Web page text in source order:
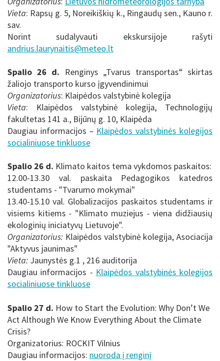
Vieta: Rapsų g. 5, Noreikiškių k., Ringaudų sen., Kauno r.
sav.
Norint sudalyvauti ekskursijoje rašyti
andrius.laurynaitis@meteo.lt
Spalio 26 d. Renginys „Tvarus transportas“ skirtas
žaliojo transporto kurso įgyvendinimui
Organizatorius: Klaipėdos valstybinė kolegija
Vieta: Klaipėdos valstybinė kolegija, Technologijų
fakultetas 141 a., Bijūnų g. 10, Klaipėda
Daugiau informacijos – Klaipėdos valstybinės kolegijos
socialiniuose tinkluose
Spalio 26 d. Klimato kaitos tema vykdomos paskaitos:
12.00-13.30 val. paskaita Pedagogikos katedros
studentams - "Tvarumo mokymai"
13.40-15.10 val. Globalizacijos paskaitos studentams ir
visiems kitiems - "Klimato muziejus - viena didžiausių
ekologinių iniciatyvų Lietuvoje".
Organizatorius: Klaipėdos valstybinė kolegija, Asociacija
"Aktyvus jaunimas"
Vieta: Jaunystės g.1 , 216 auditorija
Daugiau informacijos - Klaipėdos valstybinės kolegijos
socialiniuose tinkluose
Spalio 27 d. How to Start the Evolution: Why Don’t We
Act Although We Know Everything About the Climate
Crisis?
Organizatorius: ROCKIT Vilnius
Daugiau informacijos: nuoroda į renginį